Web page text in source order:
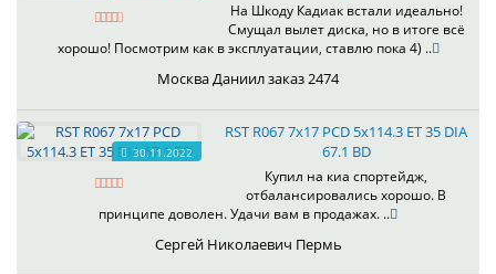
На Шкоду Кадиак встали идеально!
Смущал вылет диска, но в итоге всё
хорошо! Посмотрим как в эксплуатации, ставлю пока 4) ..
Москва Даниил заказ 2474
30.11.2022
RST R067 7x17 PCD 5x114.3 ET 35 DIA
67.1 BD
Купил на киа спортейдж,
отбалансировались хорошо. В
принципе доволен. Удачи вам в продажах. ..
Сергей Николаевич Пермь